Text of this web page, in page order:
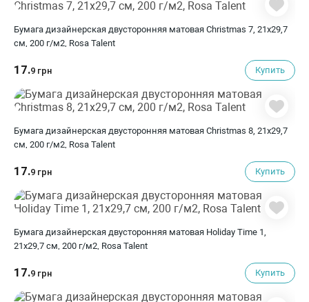
Бумага дизайнерская двусторонняя матовая Christmas 7, 21х29,7
см, 200 г/м2, Rosa Talent
17.9 грн Купить
Бумага дизайнерская двусторонняя матовая Christmas 8, 21х29,7
см, 200 г/м2, Rosa Talent
17.9 грн Купить
Бумага дизайнерская двусторонняя матовая Holiday Time 1,
21х29,7 см, 200 г/м2, Rosa Talent
17.9 грн Купить